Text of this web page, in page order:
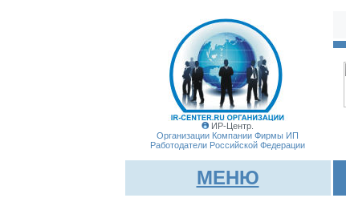
ИР-Центр.
Организации Компании Фирмы ИП
Работодатели Российской Федерации
МЕНЮ